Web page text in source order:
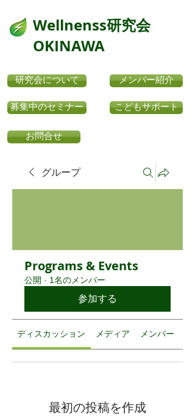
​Wellnenss研究会
OKINAWA
研究会について メンバー紹介
募集中のセミナー
お問合せ
こどもサポート
グループ
Programs & Events
公開 · 1名のメンバー
参加する
ディスカッション メディア メンバー
最初の投稿を作成